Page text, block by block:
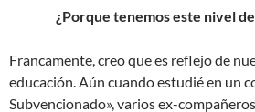
¿Porque tenemos este nivel
Francamente, creo que es reflejo de
educación. Aún cuando estudié en un
Subvencionado», varios ex-